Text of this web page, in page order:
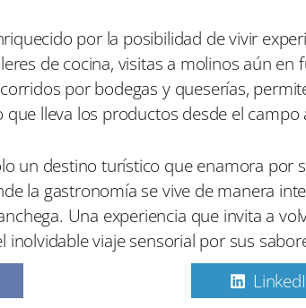
por la posibilidad de vivir
de cocina, visitas a molinos aún
por bodegas y queserías,
lleva los productos desde el campo
un destino turístico que enamora por
la gastronomía se vive de manera
Una experiencia que invita a
viaje sensorial por sus
C
o